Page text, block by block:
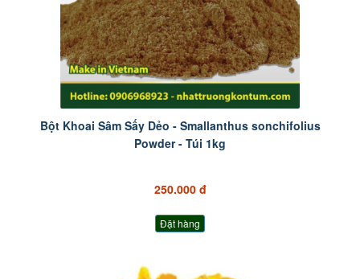
Bột Khoai Sâm Sấy Dẻo - Smallanthus sonchifolius
Powder - Túi 1kg
250.000 đ
Đặt hàng